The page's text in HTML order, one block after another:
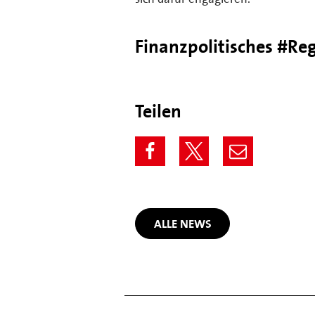
Finanzpolitisches
Teilen
ALLE NEWS